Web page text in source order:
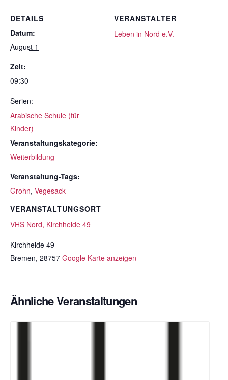
DETAILS
Datum:
August 1
Zeit:
09:30
Serien:
Arabische Schule (für
Kinder)
Veranstaltungskategorie:
Weiterbildung
Veranstaltung-Tags:
Grohn, Vegesack
VERANSTALTUNGSORT
VHS Nord, Kirchheide 49
Kirchheide 49
Bremen, 28757 Google Karte anzeigen
VERANSTALTER
Leben in Nord e.V.
Ähnliche Veranstaltungen